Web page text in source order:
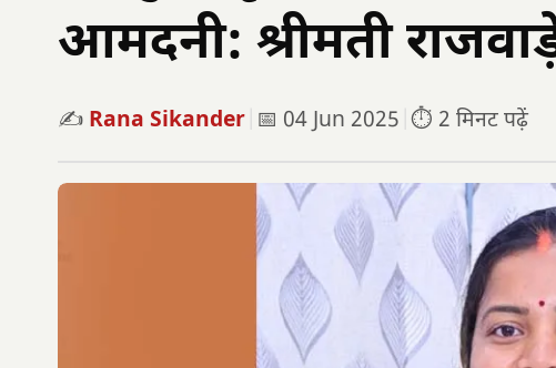
आमदनी: श्रीमती
✍️ Rana Sikander 📅 04 Jun 2025 ⏱️ 2 मिनट पढ़ें